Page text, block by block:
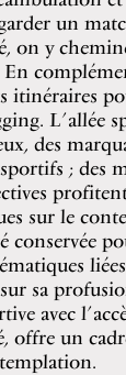
un
on y
itinéraires
L’allée
des
; des
sur le
conservée
sa
avec
offre un